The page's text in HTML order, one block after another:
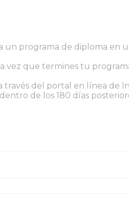
un programa de diploma en
vez que termines tu
través del portal en línea de
de los 180 días